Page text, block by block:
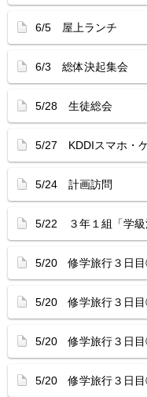
6/5 屋上ランチ
6/3 総体決起集会
5/28 生徒総会
5/27 KDDIスマホ・
5/24 計画訪問
5/22 ３年１組「学級
5/20 修学旅行３日目
5/20 修学旅行３日目
5/20 修学旅行３日目
5/20 修学旅行３日目